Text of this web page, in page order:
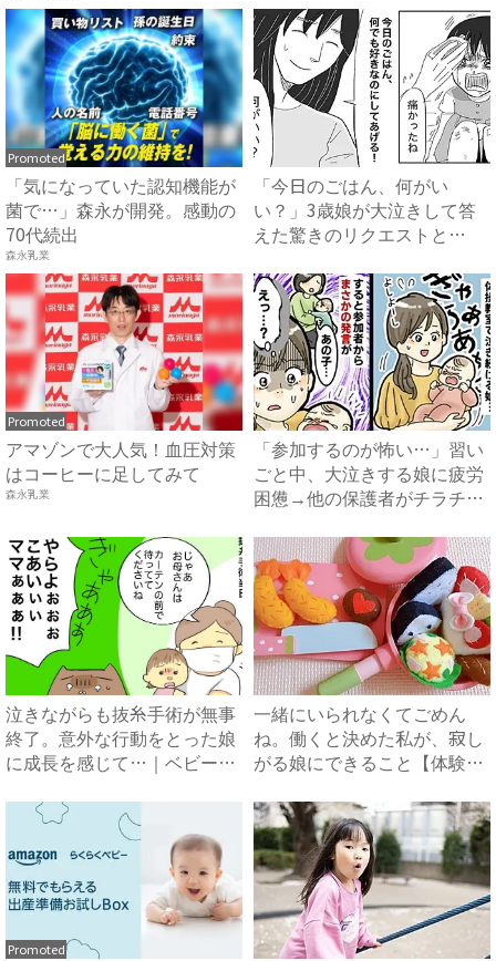
Promoted
「気になっていた認知機能が
菌で…」森永が開発。感動の
70代続出
森永乳業
「今日のごはん、何がい
い？」3歳娘が大泣きして答
えた驚きのリクエストと
Promoted
アマゾンで大人気！血圧対策
はコーヒーに足してみて
森永乳業
「参加するのが怖い…」習い
ごと中、大泣きする娘に疲労
困憊→他の保護者がチラチ
泣きながらも抜糸手術が無事
終了。意外な行動をとった娘
に成長を感じて…｜ベビーカ
一緒にいられなくてごめん
ね。働くと決めた私が、寂し
がる娘にできること【体験
Promoted